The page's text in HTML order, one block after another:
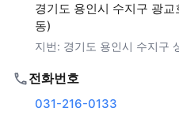
경기도 용인시 수지구 광
동)
지번: 경기도 용인시 수지구
전화번호
031-216-0133